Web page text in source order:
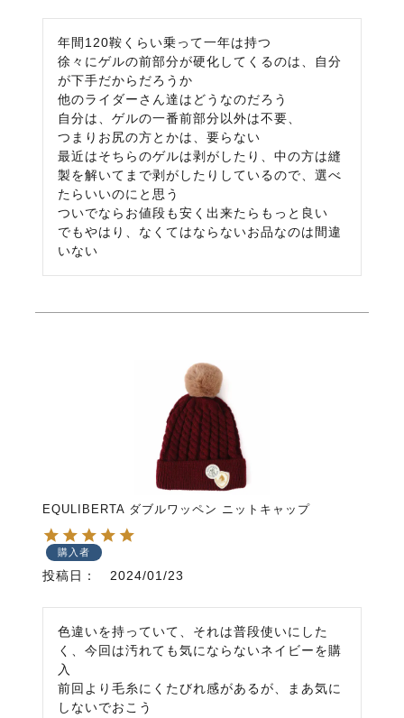
年間120鞍くらい乗って一年は持つ
徐々にゲルの前部分が硬化してくるのは、自分
が下手だからだろうか
他のライダーさん達はどうなのだろう
自分は、ゲルの一番前部分以外は不要、
つまりお尻の方とかは、要らない
最近はそちらのゲルは剥がしたり、中の方は縫
製を解いてまで剥がしたりしているので、選べ
たらいいのにと思う
ついでならお値段も安く出来たらもっと良い
でもやはり、なくてはならないお品なのは間違
EQULIBERTA ダブルワッペン ニットキャップ
購入者
投稿日 2024/01/23
色違いを持っていて、それは普段使いにした
く、今回は汚れても気にならないネイビーを購
入
前回より毛糸にくたびれ感があるが、まあ気に
しないでおこう